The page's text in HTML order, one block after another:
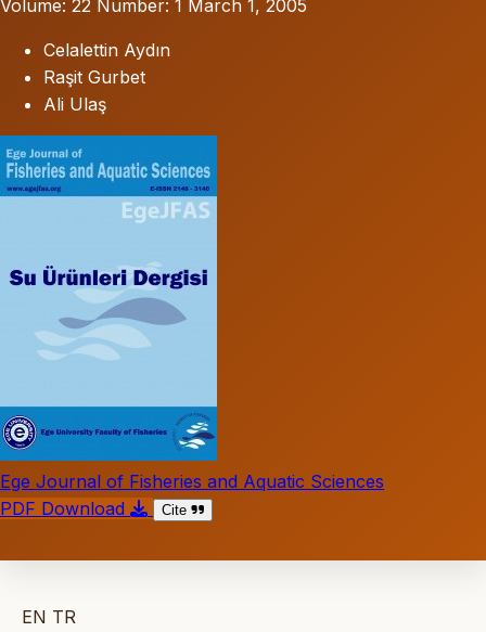
Volume: 22 Number: 1 March 1, 2005
Celalettin Aydın
Raşit Gurbet
Ali Ulaş
Ege Journal of Fisheries and Aquatic Sciences
PDF Download
Cite
EN TR